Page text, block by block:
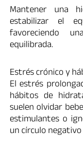
Mantener una
estabilizar el
favoreciendo
equilibrada.
Estrés crónico y
El estrés
hábitos de
suelen olvidar
estimulantes o
un círculo